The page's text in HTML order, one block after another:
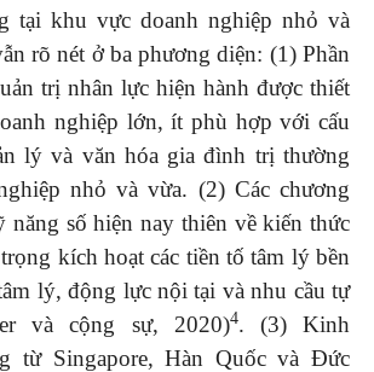
tại khu vực doanh nghiệp nhỏ và
rõ nét ở ba phương diện: (1) Phần
trị nhân lực hiện hành được thiết
nghiệp lớn, ít phù hợp với cấu
lý và văn hóa gia đình trị thường
nhỏ và vừa. (2) Các chương
năng số hiện nay thiên về kiến thức
kích hoạt các tiền tố tâm lý bền
lý, động lực nội tại và nhu cầu tự
và cộng sự, 2020)4. (3) Kinh
từ Singapore, Hàn Quốc và Đức